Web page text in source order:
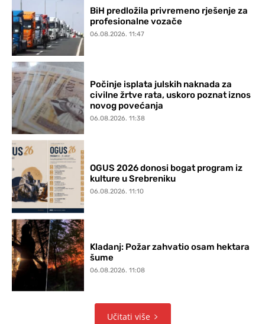
BiH predložila privremeno rješenje za
profesionalne vozače
06.08.2026. 11:47
Počinje isplata julskih naknada za
civilne žrtve rata, uskoro poznat iznos
novog povećanja
06.08.2026. 11:38
OGUS 2026 donosi bogat program iz
kulture u Srebreniku
06.08.2026. 11:10
Kladanj: Požar zahvatio osam hektara
šume
06.08.2026. 11:08
Učitati više